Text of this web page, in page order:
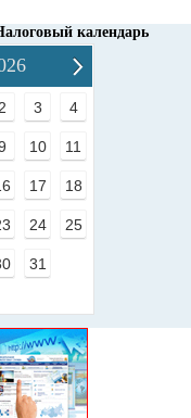
календарь
3 4
10 11
17 18
24 25
31